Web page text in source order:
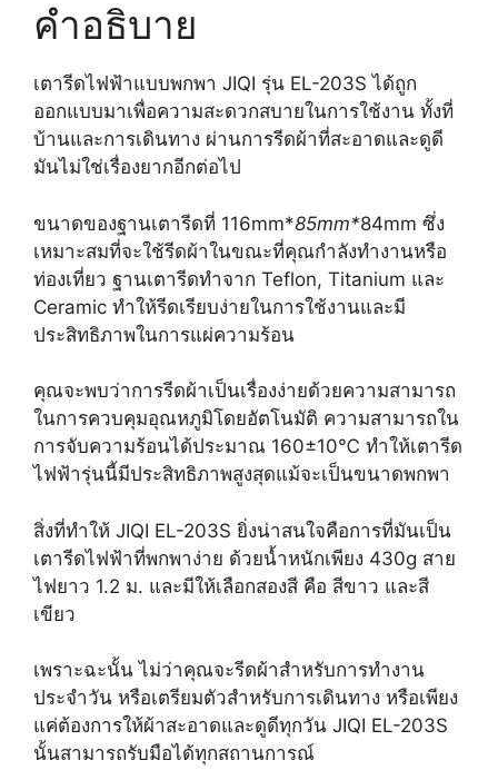
คำอธิบาย
เตารีดไฟฟ้าแบบพกพา JIQI รุ่น EL-203S ได้ถูก
ออกแบบมาเพื่อความสะดวกสบายในการใช้งาน ทั้งที่
บ้านและการเดินทาง ผ่านการรีดผ้าที่สะอาดและดูดี
มันไม่ใช่เรื่องยากอีกต่อไป
ขนาดของฐานเตารีดที่ 116mm*85mm*84mm ซึ่ง
เหมาะสมที่จะใช้รีดผ้าในขณะที่คุณกำลังทำงานหรือ
ท่องเที่ยว ฐานเตารีดทำจาก Teflon, Titanium และ
Ceramic ทำให้รีดเรียบง่ายในการใช้งานและมี
ประสิทธิภาพในการแผ่ความร้อน
คุณจะพบว่าการรีดผ้าเป็นเรื่องง่ายด้วยความสามารถ
ในการควบคุมอุณหภูมิโดยอัตโนมัติ ความสามารถใน
การจับความร้อนได้ประมาณ 160±10℃ ทำให้เตารีด
ไฟฟ้ารุ่นนี้มีประสิทธิภาพสูงสุดแม้จะเป็นขนาดพกพา
สิ่งที่ทำให้ JIQI EL-203S ยิ่งน่าสนใจคือการที่มันเป็น
เตารีดไฟฟ้าที่พกพาง่าย ด้วยน้ำหนักเพียง 430g สาย
ไฟยาว 1.2 ม. และมีให้เลือกสองสี คือ สีขาว และสี
เขียว
เพราะฉะนั้น ไม่ว่าคุณจะรีดผ้าสำหรับการทำงาน
ประจำวัน หรือเตรียมตัวสำหรับการเดินทาง หรือเพียง
แค่ต้องการให้ผ้าสะอาดและดูดีทุกวัน JIQI EL-203S
นั้นสามารถรับมือได้ทุกสถานการณ์